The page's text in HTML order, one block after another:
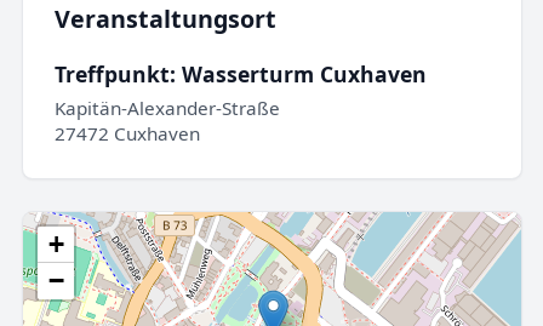
Veranstaltungsort
Treffpunkt: Wasserturm Cuxhaven
Kapitän-Alexander-Straße
27472 Cuxhaven
+
−